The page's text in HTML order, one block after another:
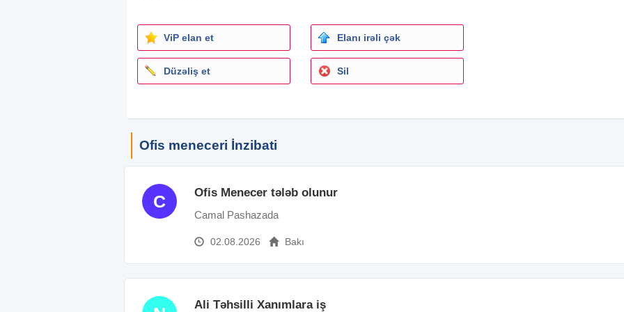
ViP elan et Elanı irəli çək
Düzəliş et Sil
Ofis meneceri İnzibati
C Ofis Menecer tələb olunur
Camal Pashazada
02.08.2026 Bakı
Ali Təhsilli Xanımlara iş